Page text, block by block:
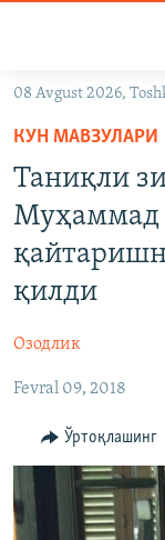
Асосий
навигацияга
ўтинг
Қидиришга
ўтинг
OZODARXIV
На русском
Озодлик
08 Avgust 2026,
КУН МАВЗУЛАРИ
Таниқли
Муҳаммад
қилди
Озодлик
Fevral 09, 2018
Ўртоқлашинг